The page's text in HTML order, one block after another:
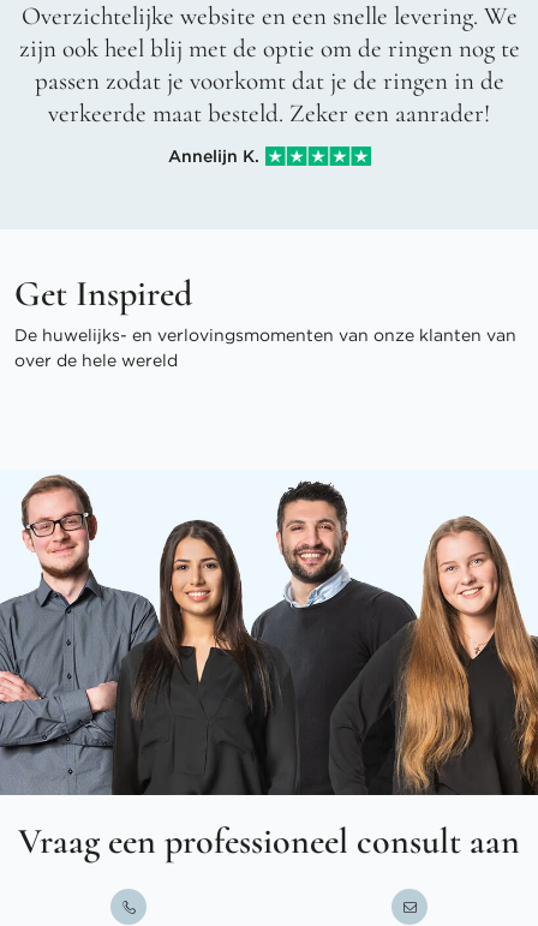
Overzichtelijke website en een snelle levering. We
zijn ook heel blij met de optie om de ringen nog te
passen zodat je voorkomt dat je de ringen in de
verkeerde maat besteld. Zeker een aanrader!
Annelijn K.
Get Inspired
De huwelijks- en verlovingsmomenten van onze klanten van
over de hele wereld
Vraag een professioneel consult aan